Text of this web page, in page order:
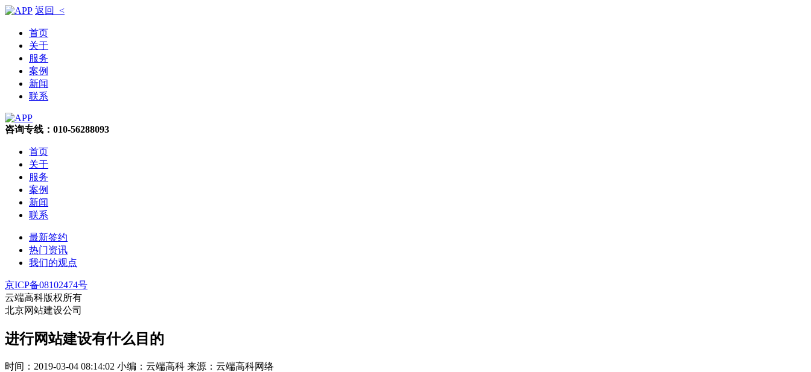
返回 <
首页
关于
服务
案例
新闻
联系
咨询专线：010-56288093
首页
关于
服务
案例
新闻
联系
最新签约
热门资讯
我们的观点
京ICP备08102474号
云端高科版权所有
北京网站建设公司
进行网站建设有什么目的
时间：2019-03-04 08:14:02 小编：云端高科 来源：云端高科网络